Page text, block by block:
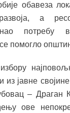
обавеза
а
помогло
из јавне
– Драган
ове